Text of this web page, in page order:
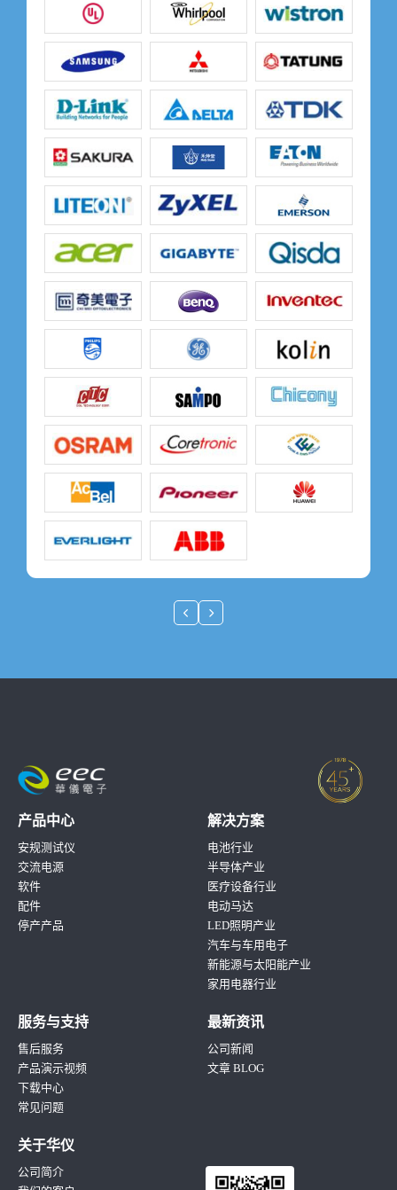
产品中心
安规测试仪
交流电源
软件
配件
停产产品
解决方案
电池行业
半导体产业
医疗设备行业
电动马达
LED照明产业
汽车与车用电子
新能源与太阳能产业
家用电器行业
服务与支持
售后服务
产品演示视频
下载中心
常见问题
最新资讯
公司新闻
文章 BLOG
关于华仪
公司简介